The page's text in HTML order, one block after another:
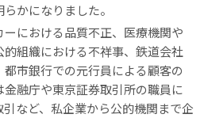
かになりました。
ーにおける品質不正、医療機関や
組織における不祥事、鉄道会社
市銀行での元行員による顧客の
融庁や東京証券取引所の職員に
など、私企業から公的機関まで企